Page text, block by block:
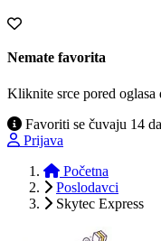
Nemate favorita
Kliknite srce pored oglasa
Favoriti se čuvaju 14
Prijava
Početna
Poslodavci
Skytec Express